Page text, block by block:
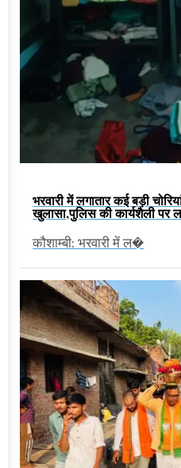
भरवारी में लगातार कई बड़ी
खुलासा,पुलिस की कार्यशैली पर
कौशाम्बी: भरवारी में ल�